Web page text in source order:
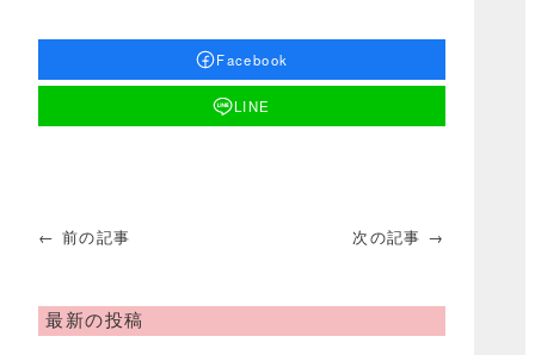
Facebook
LINE
← 前の記事 次の記事 →
最新の投稿